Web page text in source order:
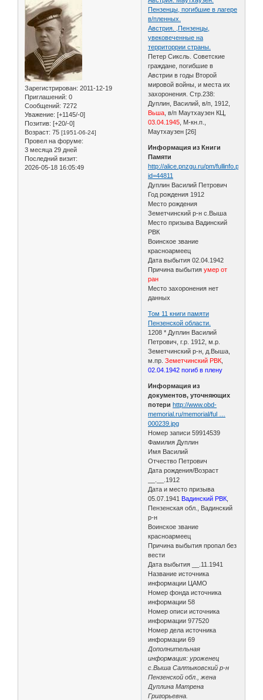
Зарегистрирован: 2011-12-19
Приглашений: 0
Сообщений: 7272
Уважение: [+1145/-0]
Позитив: [+20/-0]
Возраст: 75 [1951-06-24]
Провел на форуме:
3 месяца 29 дней
Последний визит:
2026-05-18 16:05:49
Пензенцы, погибшие в лагере
в/пленных.
Австрия. ,Пензенцы,
увековеченные на
территоррии страны.
Петер Сиксль. Советские
граждане, погибшие в
Австрии в годы Второй
мировой войны, и места их
захоронения. Стр.238:
Дуплин, Василий, в/п, 1912,
Вьша , в/п Маутхаузен КЦ,
03.04.1945 , М-кн.п.,
Маутхаузен [26]
Информация из Книги
Памяти
http://alice.pnzgu.ru/pm/fullinfo.php?
id=44811
Дуплин Василий Петрович
Год рождения 1912
Место рождения
Земетчинский р-н с.Выша
Место призыва Вадинский
РВК
Воинское звание
красноармеец
Дата выбытия 02.04.1942
Причина выбытияумер от
ран
Место захоронения нет
данных
Том 11 книги памяти
Пензенской области.
1208 * Дуплин Василий
Петрович, г.р. 1912, м.р.
Земетчинский р-н, д.Выша,
м.пр.Земетчинский РВК
02.04.1942 погиб в плену
Информация из
документов, уточняющих
потери http://www.obd-
memorial.ru/memorial/ful …
000239.jpg
Номер записи 59914539
Фамилия Дуплин
Имя Василий
Отчество Петрович
Дата рождения/Возраст
__.__.1912
Дата и место призыва
05.07.1941 Вадинский РВК
Пензенская обл., Вадинский
р-н
Воинское звание
красноармеец
Причина выбытия пропал без
вести
Дата выбытия __.11.1941
Название источника
информации ЦАМО
Номер фонда источника
информации 58
Номер описи источника
информации 977520
Номер дела источника
информации 69
Дополнительная
информация: уроженец
с.Выша Салтыковский р-н
Пензенской обл., жена
Дуплина Матрена
Григорьевна.